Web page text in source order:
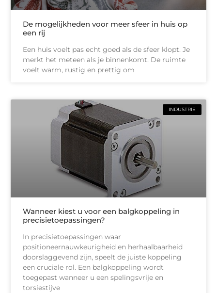
De mogelijkheden voor meer sfeer in huis op
een rij
Een huis voelt pas echt goed als de sfeer klopt. Je
merkt het meteen als je binnenkomt. De ruimte
voelt warm, rustig en prettig om
INDUSTRIE
Wanneer kiest u voor een balgkoppeling in
precisietoepassingen?
In precisietoepassingen waar
positioneernauwkeurigheid en herhaalbaarheid
doorslaggevend zijn, speelt de juiste koppeling
een cruciale rol. Een balgkoppeling wordt
toegepast wanneer u een spelingsvrije en
torsiestijve